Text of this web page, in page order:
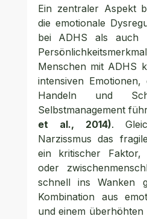
Ein zentraler Aspekt
die emotionale
bei ADHS als auch
Menschen mit ADHS
intensiven
Handeln und
Selbstmanagement
et al., 2014).
Narzissmus das
ein kritischer
oder
schnell ins Wanken
Kombination aus
und einem